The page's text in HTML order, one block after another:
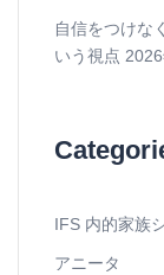
自信をつけな
いう視点
IFS 内的家族
アニータ